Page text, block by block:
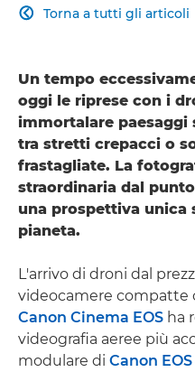
Torna a tutti gli articoli

Un tempo
oggi le riprese con i
immortalare
tra stretti crepacci o
frastagliate. La
straordinaria dal
una prospettiva unica
pianeta.
L'arrivo di droni dal
videocamere compatte
Canon Cinema EOS ha
videografia aeree più
modulare di Canon